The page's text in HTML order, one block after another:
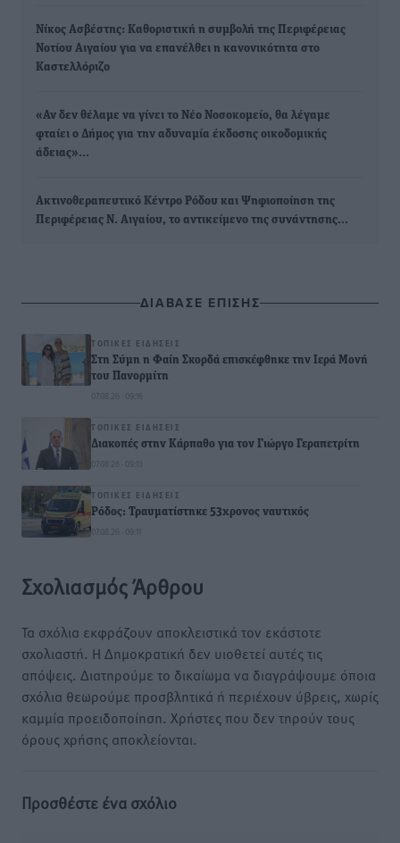
Νίκος Ασβέστης: Καθοριστική η συμβολή της Περιφέρειας
Νοτίου Αιγαίου για να επανέλθει η κανονικότητα στο
Καστελλόριζο
«Αν δεν θέλαμε να γίνει το Νέο Νοσοκομείο, θα λέγαμε
φταίει ο Δήμος για την αδυναμία έκδοσης οικοδομικής
άδειας»…
Ακτινοθεραπευτικό Κέντρο Ρόδου και Ψηφιοποίηση της
Περιφέρειας Ν. Αιγαίου, το αντικείμενο της συνάντησης…
ΔΙΑΒΑΣΕ ΕΠΙΣΗΣ
ΤΟΠΙΚΈΣ ΕΙΔΉΣΕΙΣ
Στη Σύμη η Φαίη Σκορδά επισκέφθηκε την Ιερά Μονή
του Πανορμίτη
07.08.26 · 09:16
ΤΟΠΙΚΈΣ ΕΙΔΉΣΕΙΣ
Διακοπές στην Κάρπαθο για τον Γιώργο Γεραπετρίτη
07.08.26 · 09:13
ΤΟΠΙΚΈΣ ΕΙΔΉΣΕΙΣ
Ρόδος: Τραυματίστηκε 53χρονος ναυτικός
07.08.26 · 09:11
Σχολιασμός Άρθρου
Τα σχόλια εκφράζουν αποκλειστικά τον εκάστοτε
σχολιαστή. Η Δημοκρατική δεν υιοθετεί αυτές τις
απόψεις. Διατηρούμε το δικαίωμα να διαγράψουμε όποια
σχόλια θεωρούμε προσβλητικά ή περιέχουν ύβρεις, χωρίς
καμμία προειδοποίηση. Χρήστες που δεν τηρούν τους
όρους χρήσης αποκλείονται.
Προσθέστε ένα σχόλιο